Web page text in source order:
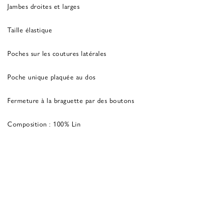
Jambes droites et larges
Taille élastique
Poches sur les coutures latérales
Poche unique plaquée au dos
Fermeture à la braguette par des boutons
Composition : 100% Lin